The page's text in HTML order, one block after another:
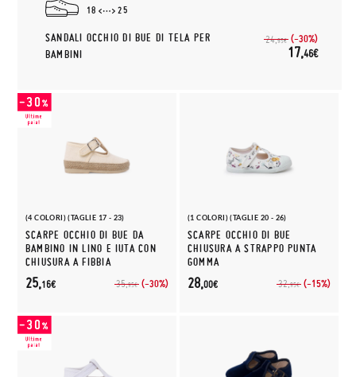
18 25
SANDALI OCCHIO DI BUE DI TELA PER
BAMBINI
24,95€ (-30%)
17,46€
(4 COLORI) (TAGLIE 17 - 23)
SCARPE OCCHIO DI BUE DA
BAMBINO IN LINO E IUTA CON
CHIUSURA A FIBBIA
35,95€ (-30%)
25,16€
(1 COLORI) (TAGLIE 20 - 26)
SCARPE OCCHIO DI BUE
CHIUSURA A STRAPPO PUNTA
GOMMA
32,95€ (-15%)
28,00€